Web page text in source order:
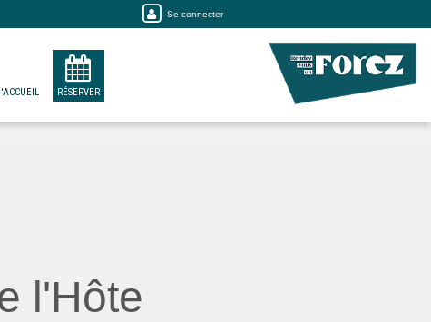
Se connecter
RÉSERVER
l'Hôte